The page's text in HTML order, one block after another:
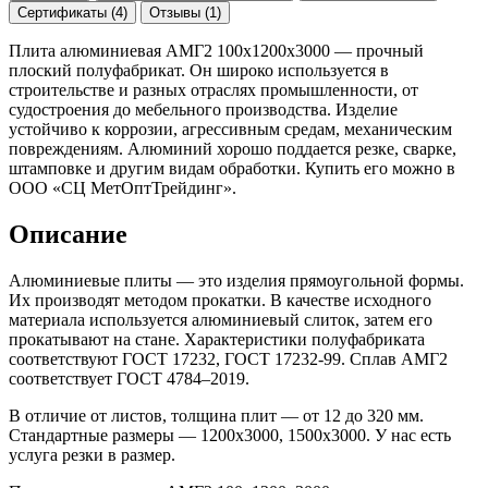
Сертификаты (4) Отзывы (1)
Плита алюминиевая АМГ2 100х1200х3000 — прочный
плоский полуфабрикат. Он широко используется в
строительстве и разных отраслях промышленности, от
судостроения до мебельного производства. Изделие
устойчиво к коррозии, агрессивным средам, механическим
повреждениям. Алюминий хорошо поддается резке, сварке,
штамповке и другим видам обработки. Купить его можно в
ООО «СЦ МетОптТрейдинг».
Описание
Алюминиевые плиты — это изделия прямоугольной формы.
Их производят методом прокатки. В качестве исходного
материала используется алюминиевый слиток, затем его
прокатывают на стане. Характеристики полуфабриката
соответствуют ГОСТ 17232, ГОСТ 17232-99. Сплав АМГ2
соответствует ГОСТ 4784–2019.
В отличие от листов, толщина плит — от 12 до 320 мм.
Стандартные размеры — 1200x3000, 1500x3000. У нас есть
услуга резки в размер.